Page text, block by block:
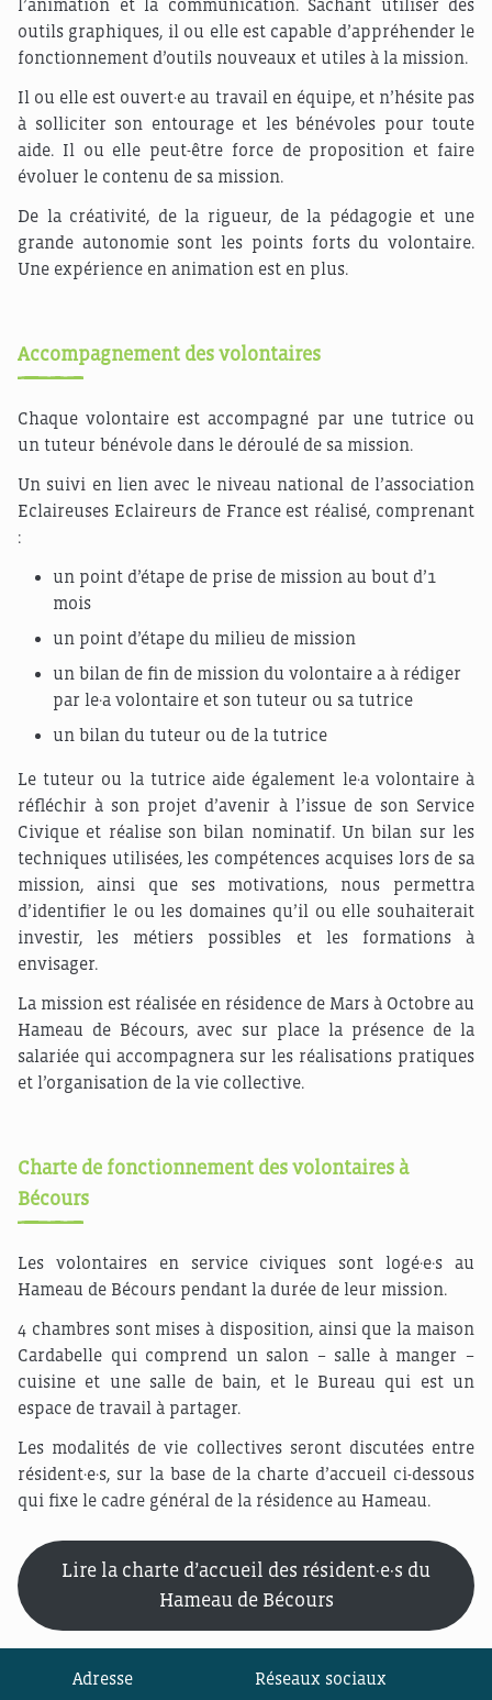
l’animation et la communication. Sachant utiliser des
outils graphiques, il ou elle est capable d’appréhender le
fonctionnement d’outils nouveaux et utiles à la mission.
Il ou elle est ouvert·e au travail en équipe, et n’hésite pas
à solliciter son entourage et les bénévoles pour toute
aide. Il ou elle peut-être force de proposition et faire
évoluer le contenu de sa mission.
De la créativité, de la rigueur, de la pédagogie et une
grande autonomie sont les points forts du volontaire.
Une expérience en animation est en plus.
Accompagnement des volontaires
Chaque volontaire est accompagné par une tutrice ou
un tuteur bénévole dans le déroulé de sa mission.
Un suivi en lien avec le niveau national de l’association
Eclaireuses Eclaireurs de France est réalisé, comprenant
:
un point d’étape de prise de mission au bout d’1
mois
un point d’étape du milieu de mission
un bilan de fin de mission du volontaire a à rédiger
par le·a volontaire et son tuteur ou sa tutrice
un bilan du tuteur ou de la tutrice
Le tuteur ou la tutrice aide également le·a volontaire à
réfléchir à son projet d’avenir à l’issue de son Service
Civique et réalise son bilan nominatif. Un bilan sur les
techniques utilisées, les compétences acquises lors de sa
mission, ainsi que ses motivations, nous permettra
d’identifier le ou les domaines qu’il ou elle souhaiterait
investir, les métiers possibles et les formations à
envisager.
La mission est réalisée en résidence de Mars à Octobre au
Hameau de Bécours, avec sur place la présence de la
salariée qui accompagnera sur les réalisations pratiques
et l’organisation de la vie collective.
Charte de fonctionnement des volontaires à
Bécours
Les volontaires en service civiques sont logé·e·s au
Hameau de Bécours pendant la durée de leur mission.
4 chambres sont mises à disposition, ainsi que la maison
Cardabelle qui comprend un salon – salle à manger –
cuisine et une salle de bain, et le Bureau qui est un
espace de travail à partager.
Les modalités de vie collectives seront discutées entre
résident·e·s, sur la base de la charte d’accueil ci-dessous
qui fixe le cadre général de la résidence au Hameau.
Lire la charte d’accueil des résident·e·s du
Hameau de Bécours
Adresse Réseaux sociaux